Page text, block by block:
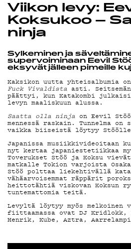
ON-
G
Viikon levy:
Koksukoo –
ninja
Sylkeminen ja
supervoiminaan Eevil
eksyvät jälleen pimeille
Kaksikon uutta yhteisalbumia
Fuck Vivaldista asti.
päättyi, kun Katakombi julkaisi
levyn maaliskuun alussa.
Saatta olla ninja on Eevil
mennessä raskain. Tunnelma on
vaikka biiseistä löytyy Stöölle
Japanissa musiikkivideoitaan
nyt kertaa japaniestetiikkaa
Toverukset Stöö ja Koksu
matkalle Tokion varjoista
Stöö polttaa liekehtivällä
vähäarvoisemmat räppärit
heittotähtiä viskovan Koksun
tuntemattomia teitä.
Levyltä löytyy myös melkoinen
fiittaamassa ovat DJ Kridlokk,
Henrik, Kube, Aztra,